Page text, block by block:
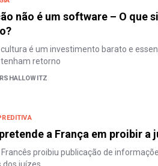
não é um software – O que
cultura é um investimento barato e
retorno
a França em proibir a
Francês proibiu publicação de